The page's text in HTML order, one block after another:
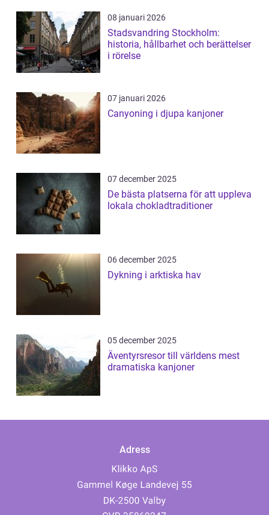
08 januari 2026
Stadsvandring Stockholm:
historia, hållbarhet och berättelser
i rörelse
07 januari 2026
Canyoning i djupa kanjoner
07 december 2025
De bästa platserna för att uppleva
lokala chokladtraditioner
06 december 2025
Dykning i arktiska hav
05 december 2025
Äventyrsresor till världens mest
dramatiska kanjoner
Adress